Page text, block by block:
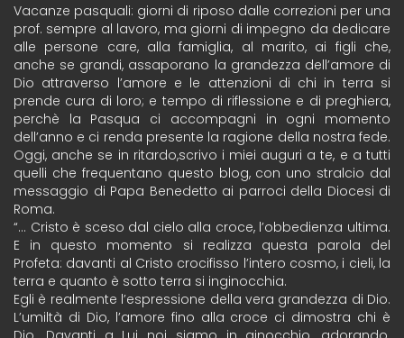
Vacanze pasquali: giorni di riposo dalle correzioni per una
prof. sempre al lavoro, ma giorni di impegno da dedicare
alle persone care, alla famiglia, al marito, ai figli che,
anche se grandi, assaporano la grandezza dell’amore di
Dio attraverso l’amore e le attenzioni di chi in terra si
prende cura di loro; e tempo di riflessione e di preghiera,
perchè la Pasqua ci accompagni in ogni momento
dell’anno e ci renda presente la ragione della nostra fede.
Oggi, anche se in ritardo,scrivo i miei auguri a te, e a tutti
quelli che frequentano questo blog, con uno stralcio dal
messaggio di Papa Benedetto ai parroci della Diocesi di
Roma.
“… Cristo è sceso dal cielo alla croce, l’obbedienza ultima.
E in questo momento si realizza questa parola del
Profeta: davanti al Cristo crocifisso l’intero cosmo, i cieli, la
terra e quanto è sotto terra si inginocchia.
Egli è realmente l’espressione della vera grandezza di Dio.
L’umiltà di Dio, l’amore fino alla croce ci dimostra chi è